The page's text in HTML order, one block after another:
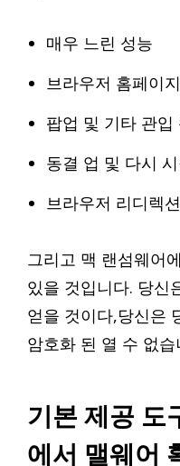
매우 느린 성능
브라우저 홈페이
팝업 및 기타 관입
동결 업 및 다시
브라우저 리디렉션
그리고 맥 랜섬웨어
있을 것입니다. 당신
얻을 것이다,당신은
암호화 된 열 수 없
기본 제공 도
에서 맬웨어